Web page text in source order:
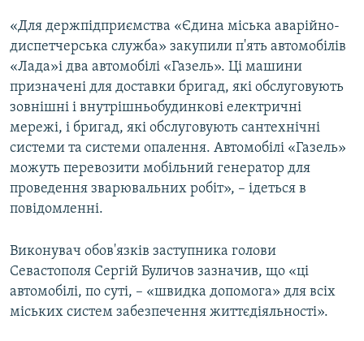
«Для держпідприємства «Єдина міська аварійно-
диспетчерська служба» закупили п'ять автомобілів
«Лада»і два автомобілі «Газель». Ці машини
призначені для доставки бригад, які обслуговують
зовнішні і внутрішньобудинкові електричні
мережі, і бригад, які обслуговують сантехнічні
системи та системи опалення. Автомобілі «Газель»
можуть перевозити мобільний генератор для
проведення зварювальних робіт», – ідеться в
повідомленні.
Виконувач обов'язків заступника голови
Севастополя Сергій Буличов зазначив, що «ці
автомобілі, по суті, – «швидка допомога» для всіх
міських систем забезпечення життєдіяльності».